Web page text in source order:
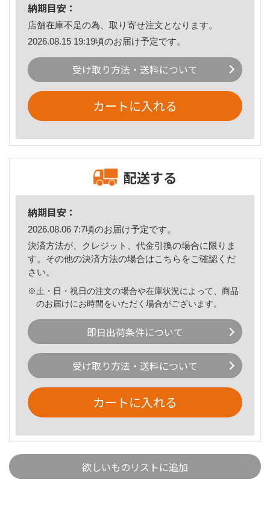
納期目安：
店舗在庫不足の為、取り寄せ注文となります。
2026.08.15 19:19頃のお届け予定です。
受け取り方法・送料について
カートに入れる
配送する
納期目安：
2026.08.06 7:7頃のお届け予定です。
決済方法が、クレジット、代金引換の場合に限りま
す。その他の決済方法の場合はこちら をご確認くだ
さい。
※土・日・祝日の注文の場合や在庫状況によって、商品
のお届けにお時間をいただく場合がございます。
即日出荷条件について
受け取り方法・送料について
カートに入れる
欲しいものリストに追加